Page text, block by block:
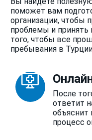
поможет вам
организации, чтобы
проблемы и
того, чтобы все
пребывания в
После
ответит
объяснит
процесс